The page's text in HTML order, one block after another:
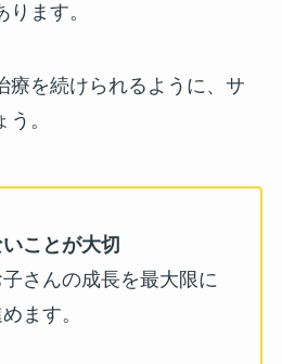
ます。
療を続けられるように、サ
。
ことが大切
さんの成長を最大限に
ます。